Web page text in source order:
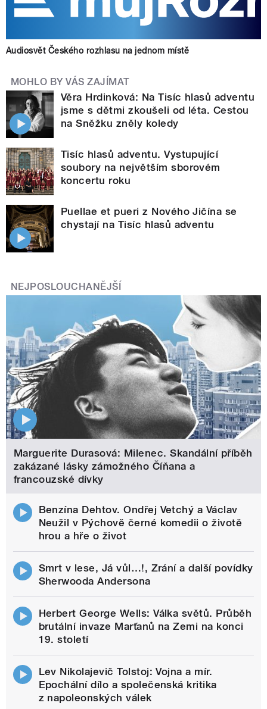
Audiosvět Českého rozhlasu na jednom místě
MOHLO BY VÁS ZAJÍMAT
Věra Hrdinková: Na Tisíc hlasů adventu
jsme s dětmi zkoušeli od léta. Cestou
na Sněžku zněly koledy
Tisíc hlasů adventu. Vystupující
soubory na největším sborovém
koncertu roku
Puellae et pueri z Nového Jičína se
chystají na Tisíc hlasů adventu
NEJPOSLOUCHANĚJŠÍ
Marguerite Durasová: Milenec. Skandální příběh
zakázané lásky zámožného Číňana a
francouzské dívky
Benzína Dehtov. Ondřej Vetchý a Václav
Neužil v Pýchově černé komedii o životě
hrou a hře o život
Smrt v lese, Já vůl…!, Zrání a další povídky
Sherwooda Andersona
Herbert George Wells: Válka světů. Průběh
brutální invaze Marťanů na Zemi na konci
19. století
Lev Nikolajevič Tolstoj: Vojna a mír.
Epochální dílo a společenská kritika
z napoleonských válek